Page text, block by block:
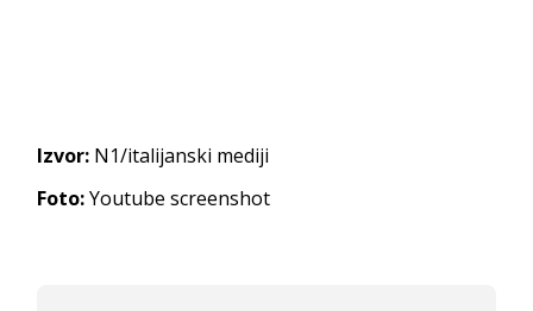
Izvor: N1/italijanski mediji
Foto:Youtube screenshot